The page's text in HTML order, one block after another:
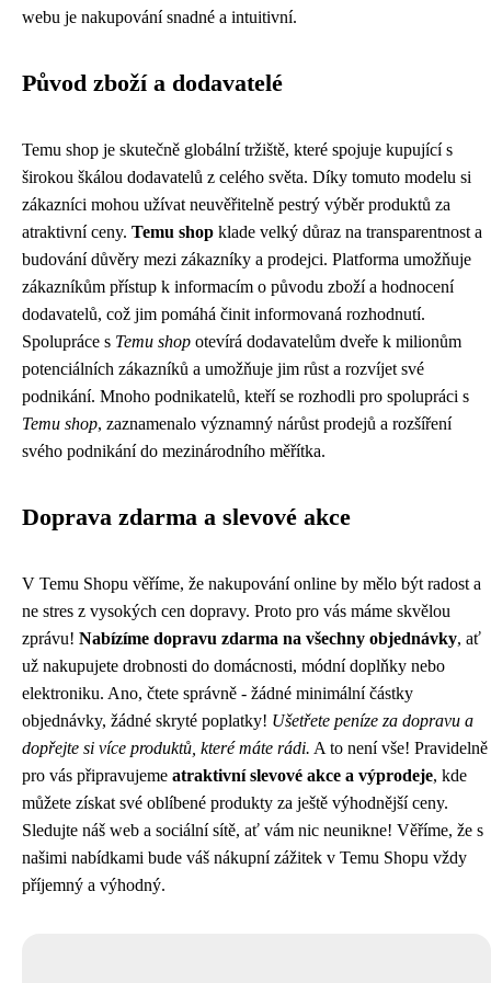
webu je nakupování snadné a intuitivní.
Původ zboží a dodavatelé
Temu shop je skutečně globální tržiště, které spojuje kupující s
širokou škálou dodavatelů z celého světa. Díky tomuto modelu si
zákazníci mohou užívat neuvěřitelně pestrý výběr produktů za
atraktivní ceny. Temu shop klade velký důraz na transparentnost a
budování důvěry mezi zákazníky a prodejci. Platforma umožňuje
zákazníkům přístup k informacím o původu zboží a hodnocení
dodavatelů, což jim pomáhá činit informovaná rozhodnutí.
Spolupráce s Temu shop otevírá dodavatelům dveře k milionům
potenciálních zákazníků a umožňuje jim růst a rozvíjet své
podnikání. Mnoho podnikatelů, kteří se rozhodli pro spolupráci s
Temu shop, zaznamenalo významný nárůst prodejů a rozšíření
svého podnikání do mezinárodního měřítka.
Doprava zdarma a slevové akce
V Temu Shopu věříme, že nakupování online by mělo být radost a
ne stres z vysokých cen dopravy. Proto pro vás máme skvělou
zprávu! Nabízíme dopravu zdarma na všechny objednávky, ať
už nakupujete drobnosti do domácnosti, módní doplňky nebo
elektroniku. Ano, čtete správně - žádné minimální částky
objednávky, žádné skryté poplatky! Ušetřete peníze za dopravu a
dopřejte si více produktů, které máte rádi. A to není vše! Pravidelně
pro vás připravujeme atraktivní slevové akce a výprodeje, kde
můžete získat své oblíbené produkty za ještě výhodnější ceny.
Sledujte náš web a sociální sítě, ať vám nic neunikne! Věříme, že s
našimi nabídkami bude váš nákupní zážitek v Temu Shopu vždy
příjemný a výhodný.